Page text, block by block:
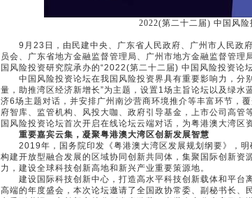
2022(第二十二届) 中国风
9月23日，由民建中央、广东省人民政府、广州市人民政
员会、广东省地方金融监督管理局、广州市地方金融监督管
国风险投资研究院承办的“2022(第二十二届) 中国风险投资论
中国风险投资论坛在我国风险投资界具有重要影响力，分
量，助推湾区经济新增长”为主题，设置1场主旨论坛以及绿
济6场主题对话，并安排广州南沙营商环境推介等丰富环节，
府智库、监管机构、风投大咖、政府引导基金，上市公司高
国风险投资论坛首次开启在线论坛云端对话，为粤港澳大湾区
重要嘉宾云集，凝聚粤港澳大湾区创新发展智慧
2019年，国务院印发《粤港澳大湾区发展规划纲要》，明
构建开放型融合发展的区域协同创新共同体，集聚国际创新
力，建设全球科技创新高地和新兴产业重要策源地。
建设国际科技创新中心，打造高水平科技创新载体和平台
高端的年度盛会，本次论坛邀请了全国政协常委、副秘书长、